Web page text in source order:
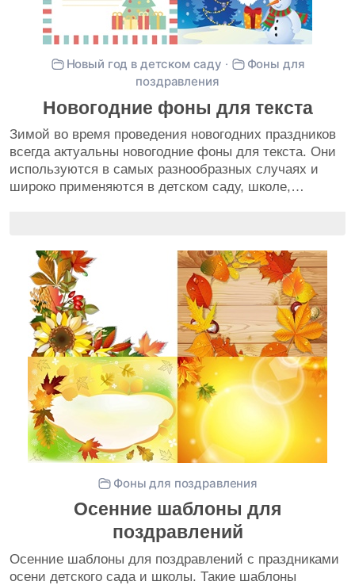
Новый год в детском саду ·
Фоны для
поздравления
Новогодние фоны для текста
Зимой во время проведения новогодних праздников
всегда актуальны новогодние фоны для текста. Они
используются в самых разнообразных случаях и
широко применяются в детском саду, школе,…
Фоны для поздравления
Осенние шаблоны для
поздравлений
Осенние шаблоны для поздравлений с праздниками
осени детского сада и школы. Такие шаблоны